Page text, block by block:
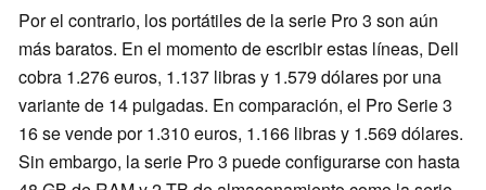
Por el contrario, los portátiles de la serie Pro 3 son aún
más baratos. En el momento de escribir estas líneas, Dell
cobra 1.276 euros, 1.137 libras y 1.579 dólares por una
variante de 14 pulgadas. En comparación, el Pro Serie 3
16 se vende por 1.310 euros, 1.166 libras y 1.569 dólares.
Sin embargo, la serie Pro 3 puede configurarse con hasta